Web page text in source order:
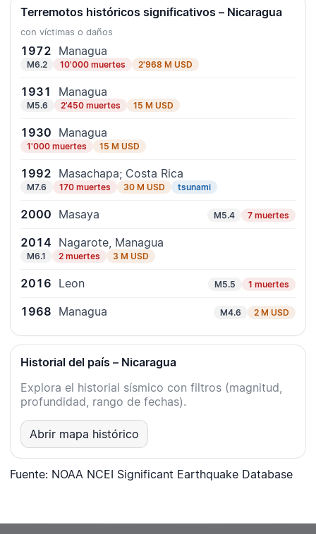
Terremotos históricos significativos – Nicaragua
con víctimas o daños
1972 Managua
M6.2 10'000 muertes 2'968 M USD
1931 Managua
M5.6 2'450 muertes 15 M USD
1930 Managua
1'000 muertes 15 M USD
1992 Masachapa; Costa Rica
M7.6 170 muertes 30 M USD tsunami
2000 Masaya M5.4 7 muertes
2014 Nagarote, Managua
M6.1 2 muertes 3 M USD
2016 Leon M5.5 1 muertes
1968 Managua M4.6 2 M USD
Historial del país – Nicaragua
Explora el historial sísmico con filtros (magnitud,
profundidad, rango de fechas).
Abrir mapa histórico
Fuente: NOAA NCEI Significant Earthquake Database